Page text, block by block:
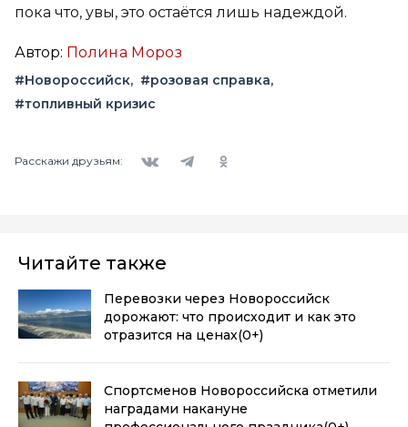
пока что, увы, это остаётся лишь надеждой.
Автор: Полина Мороз
#Новороссийск
#розовая справка
#топливный кризис
Расскажи друзьям:
Читайте также
Перевозки через Новороссийск
дорожают: что происходит и как это
отразится на ценах(0+)
Спортсменов Новороссийска отметили
наградами накануне